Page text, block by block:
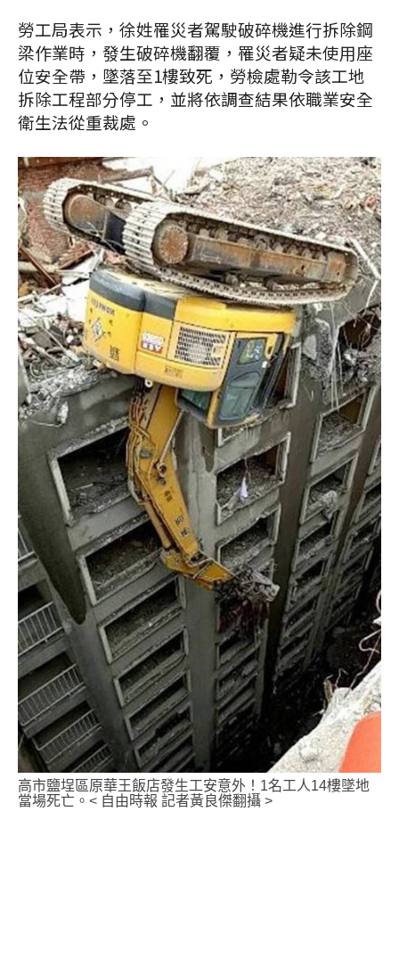
勞工局表示，徐姓罹災者駕駛破碎機進行拆除鋼
梁作業時，發生破碎機翻覆，罹災者疑未使用座
位安全帶，墜落至1樓致死，勞檢處勒令該工地
拆除工程部分停工，並將依調查結果依職業安全
衛生法從重裁處。
高市鹽埕區原華王飯店發生工安意外！1名工人14樓墜地
當場死亡。< 自由時報 記者黃良傑翻攝 >